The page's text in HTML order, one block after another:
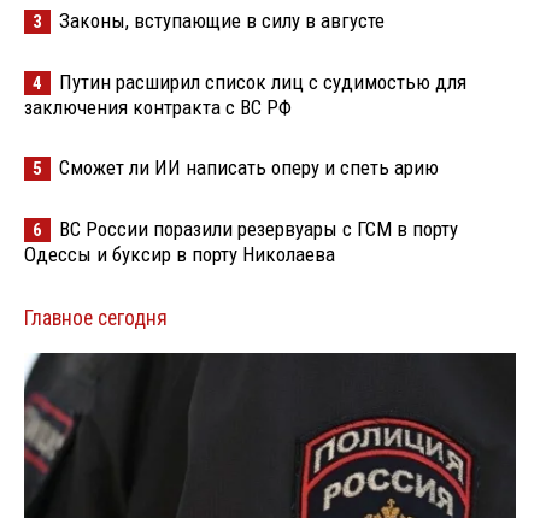
3 Законы, вступающие в силу в августе
4
Путин расширил список лиц с судимостью для
заключения контракта с ВС РФ
5 Сможет ли ИИ написать оперу и спеть арию
6
ВС России поразили резервуары с ГСМ в порту
Одессы и буксир в порту Николаева
Главное сегодня